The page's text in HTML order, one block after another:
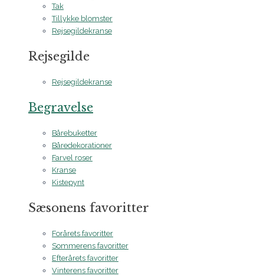
Tak
Tillykke blomster
Rejsegildekranse
Rejsegilde
Rejsegildekranse
Begravelse
Bårebuketter
Båredekorationer
Farvel roser
Kranse
Kistepynt
Sæsonens favoritter
Forårets favoritter
Sommerens favoritter
Efterårets favoritter
Vinterens favoritter